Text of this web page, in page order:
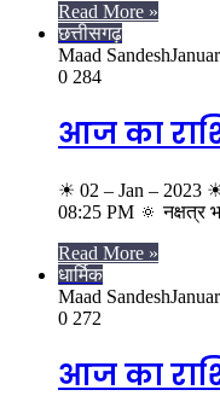
Read More »
छत्तीसगढ़
Maad Sandesh
0 284
आज का
☀ 02 – Jan – 2023
08:25 PM 🔅 नक्षत्र
Read More »
धार्मिक
Maad Sandesh
0 272
आज का